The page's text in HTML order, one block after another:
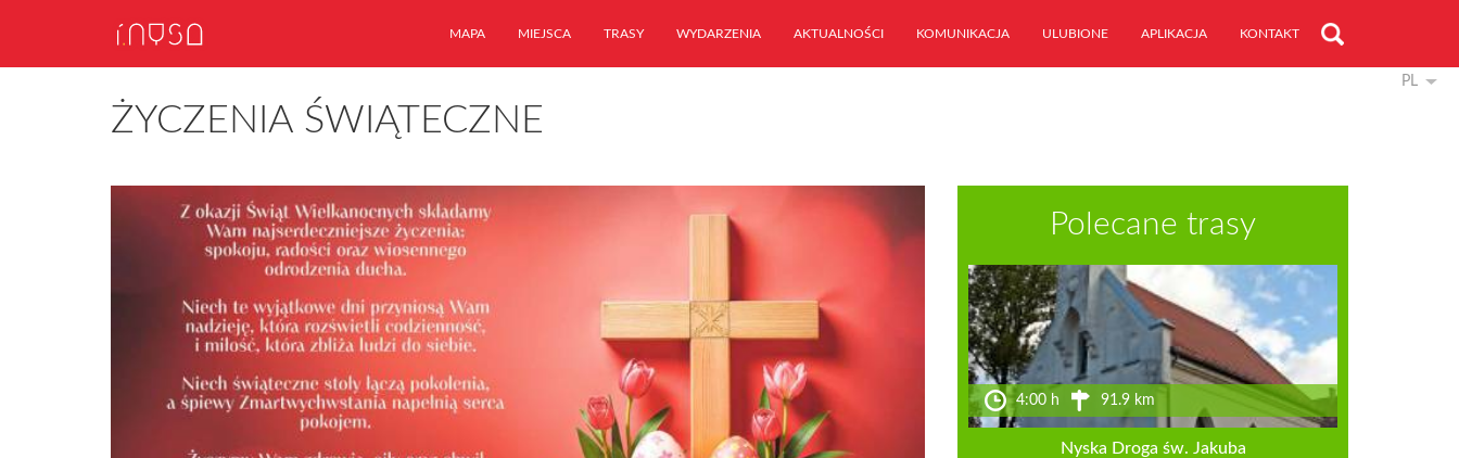
MAPA MIEJSCA TRASY WYDARZENIA AKTUALNOŚCI KOMUNIKACJA ULUBIONE APLIKACJA KONTAKT
PL
ŻYCZENIA ŚWIĄTECZNE
Polecane trasy
4:00 h 91.9 km
Nyska Droga św. Jakuba